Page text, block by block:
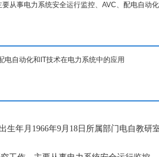
从事电力系统安全运行监控、AVC、配电自动
电自动化和IT技术在电力系统中的应用
年月1966年9月18日所属部门电自